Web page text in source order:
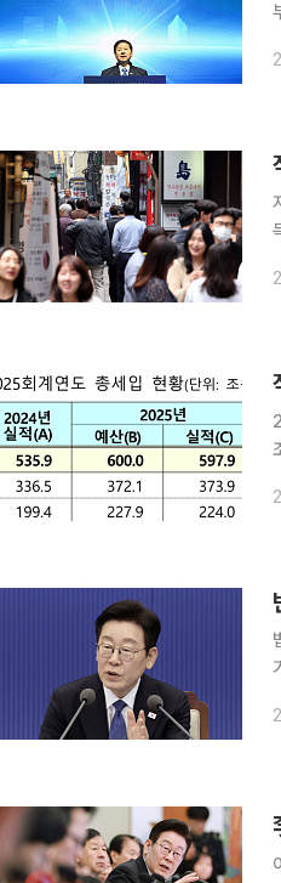
기 반도체 호황에 정부가 최근 3년간의 세수결손 흐름을 끊을 수 있다는 전망과 함께 경기부양을 위